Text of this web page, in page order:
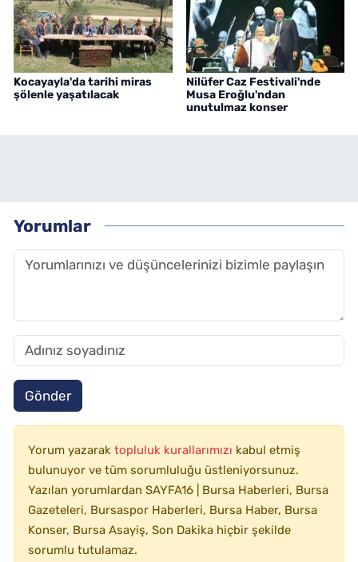
Kocayayla'da tarihi miras
şölenle yaşatılacak
Nilüfer Caz Festivali'nde
Musa Eroğlu'ndan
unutulmaz konser
Yorumlar
Gönder
Yorum yazarak topluluk kurallarımızı kabul etmiş
bulunuyor ve tüm sorumluluğu üstleniyorsunuz.
Yazılan yorumlardan SAYFA16 | Bursa Haberleri, Bursa
Gazeteleri, Bursaspor Haberleri, Bursa Haber, Bursa
Konser, Bursa Asayiş, Son Dakika hiçbir şekilde
sorumlu tutulamaz.